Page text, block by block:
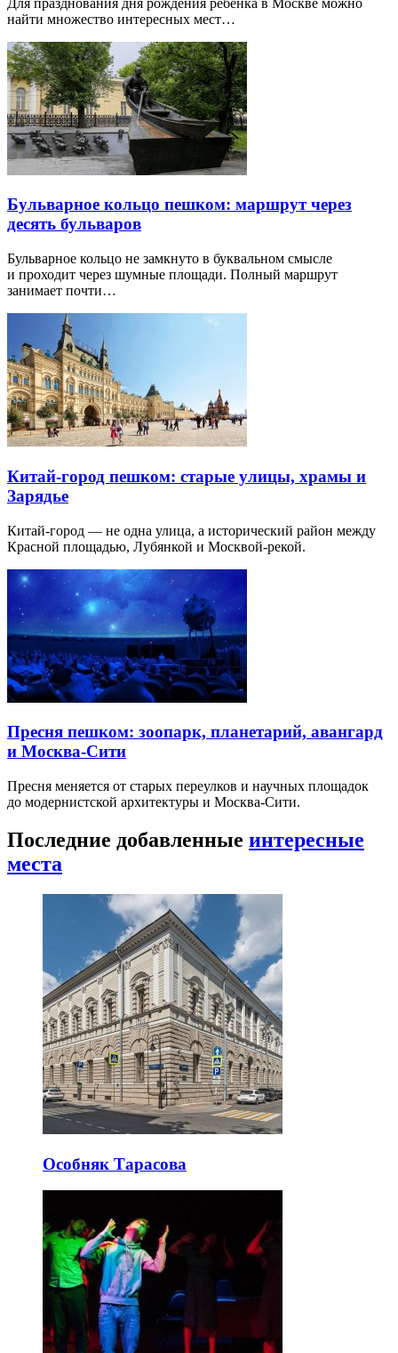
найти множество интересных мест…
Бульварное кольцо пешком: маршрут через
десять бульваров
Бульварное кольцо не замкнуто в буквальном смысле
и проходит через шумные площади. Полный маршрут
занимает почти…
Китай-город пешком: старые улицы, храмы и
Зарядье
Китай-город — не одна улица, а исторический район между
Красной площадью, Лубянкой и Москвой-рекой.
Пресня пешком: зоопарк, планетарий, авангард
и Москва-Сити
Пресня меняется от старых переулков и научных площадок
до модернистской архитектуры и Москва-Сити.
Последние добавленные интересные
места
Особняк Тарасова